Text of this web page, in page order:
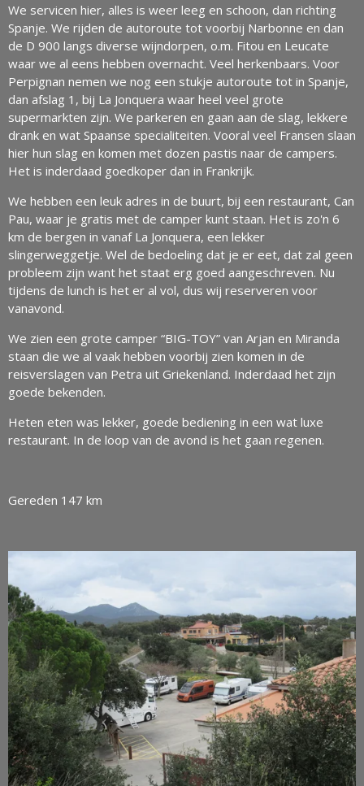
We servicen hier, alles is weer leeg en schoon, dan richting
Spanje. We rijden de autoroute tot voorbij Narbonne en dan
de D 900 langs diverse wijndorpen, o.m. Fitou en Leucate
waar we al eens hebben overnacht. Veel herkenbaars. Voor
Perpignan nemen we nog een stukje autoroute tot in Spanje,
dan afslag 1, bij La Jonquera waar heel veel grote
supermarkten zijn. We parkeren en gaan aan de slag, lekkere
drank en wat Spaanse specialiteiten. Vooral veel Fransen slaan
hier hun slag en komen met dozen pastis naar de campers.
Het is inderdaad goedkoper dan in Frankrijk.
We hebben een leuk adres in de buurt, bij een restaurant, Can
Pau, waar je gratis met de camper kunt staan. Het is zo'n 6
km de bergen in vanaf La Jonquera, een lekker
slingerweggetje. Wel de bedoeling dat je er eet, dat zal geen
probleem zijn want het staat erg goed aangeschreven. Nu
tijdens de lunch is het er al vol, dus wij reserveren voor
vanavond.
We zien een grote camper “BIG-TOY” van Arjan en Miranda
staan die we al vaak hebben voorbij zien komen in de
reisverslagen van Petra uit Griekenland. Inderdaad het zijn
goede bekenden.
Heten eten was lekker, goede bediening in een wat luxe
restaurant. In de loop van de avond is het gaan regenen.
Gereden 147 km